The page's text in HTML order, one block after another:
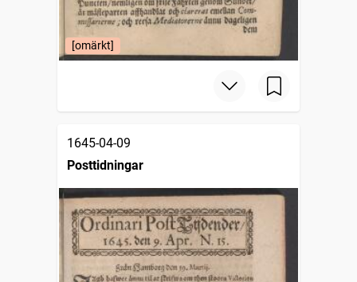
[omärkt]
1645-04-09
Posttidningar